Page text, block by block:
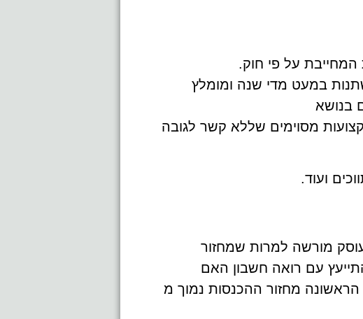
על פי חוק.
סכום זה יכול להשתנות במעט מדי שנה ומומלץ
בנושא
מסוימים שללא קשר לגובה
ועוד.
מורשה למרות שמחזור
להתייעץ עם רואה חשבון האם
מחזור ההכנסות נמוך מ